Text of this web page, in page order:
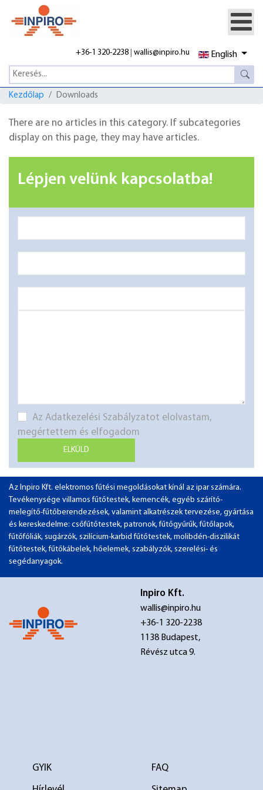
+36-1 320-2238 |wallis@inpiro.hu English
Kezdőlap Downloads
There are no articles in this category. If subcategories
display on this page, they may have articles.
Lépjen velünk kapcsolatba!
Az Adatkezelési Szabályzatot elolvastam,
megértettem és elfogadom
ELKÜLD
Az Inpiro Kft. elektromos fűtési megoldásokat kínál az ipar számára.
Tevékenysége villamos fűtőtestek, kemencék, egyéb szárító-
melegítő-fűtőberendezések, valamint alkatrészek tervezése, gyártása
és kereskedelme: csőfűtőtestek, patronok, fűtőgyűrűk, fűtőlapok,
fűtőfóliák, sugárzók, szilícium-karbid fűtőtestek, molibdén-diszilikát
fűtőtestek, fűtőkábelek, hőelemek, szabályzók, szerelési- és
segédanyagok.
Inpiro Kft.
wallis@inpiro.hu
+36-1 320-2238
1138 Budapest,
Révész utca 9.
GYIK FAQ